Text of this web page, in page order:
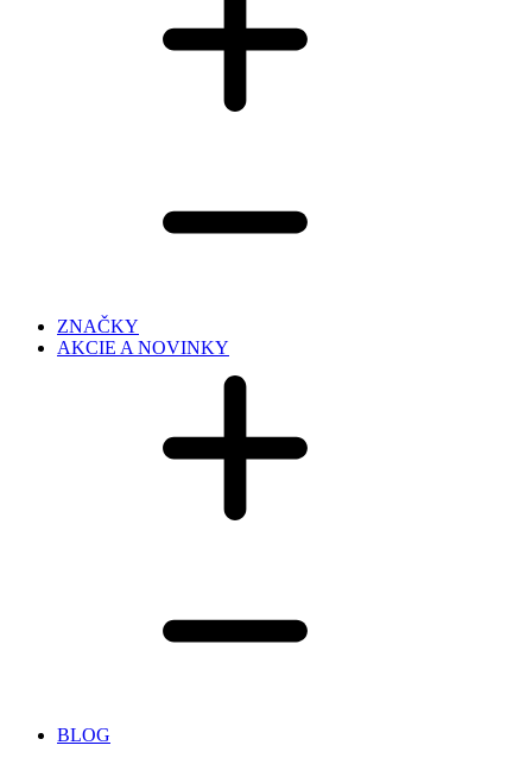
ZNAČKY
AKCIE A NOVINKY
BLOG